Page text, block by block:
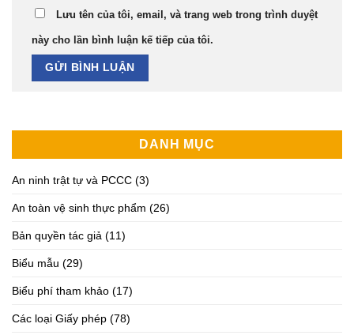
Lưu tên của tôi, email, và trang web trong trình duyệt
này cho lần bình luận kế tiếp của tôi.
DANH MỤC
An ninh trật tự và PCCC (3)
An toàn vệ sinh thực phẩm (26)
Bản quyền tác giả (11)
Biểu mẫu (29)
Biểu phí tham khảo (17)
Các loại Giấy phép (78)